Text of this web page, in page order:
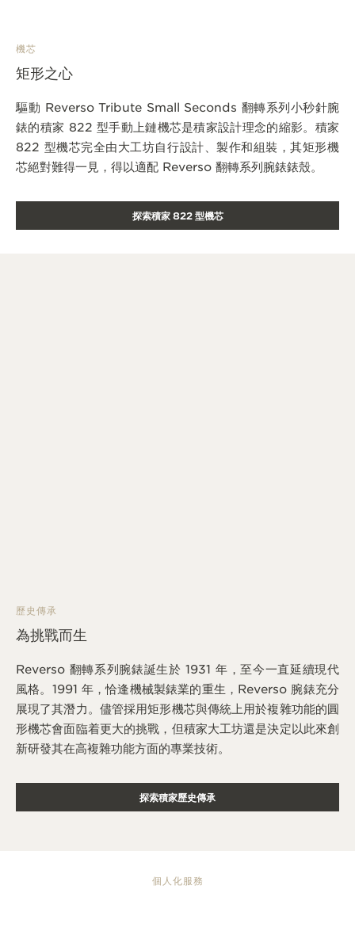
機芯
矩形之心
驅動 Reverso Tribute Small Seconds 翻轉系列小秒針腕
錶的積家 822 型手動上鏈機芯是積家設計理念的縮影。積家
822 型機芯完全由大工坊自行設計、製作和組裝，其矩形機
芯絕對難得一見，得以適配 Reverso 翻轉系列腕錶錶殼。
探索積家 822 型機芯
歷史傳承
為挑戰而生
Reverso 翻轉系列腕錶誕生於 1931 年，至今一直延續現代
風格。1991 年，恰逢機械製錶業的重生，Reverso 腕錶充分
展現了其潛力。儘管採用矩形機芯與傳統上用於複雜功能的圓
形機芯會面臨着更大的挑戰，但積家大工坊還是決定以此來創
新研發其在高複雜功能方面的專業技術。
探索積家歷史傳承
個人化服務